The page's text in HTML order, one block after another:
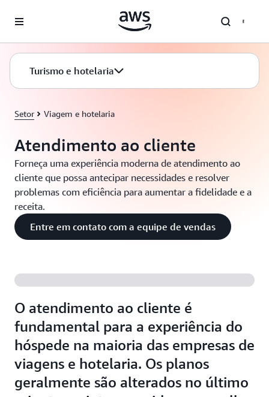
Pular para o conteúdo principal
Turismo e hotelaria
Setor Viagem e hotelaria
Atendimento ao cliente
Forneça uma experiência moderna de atendimento ao
cliente que possa antecipar necessidades e resolver
problemas com eficiência para aumentar a fidelidade e a
receita.
Entre em contato com a equipe de vendas
O atendimento ao cliente é
fundamental para a experiência do
hóspede na maioria das empresas de
viagens e hotelaria. Os planos
geralmente são alterados no último